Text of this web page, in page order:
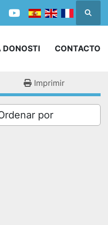
youtube
DONOSTI CONTACTO
Imprimir
por